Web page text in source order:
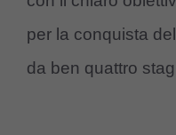
per la conquista
da ben quattro